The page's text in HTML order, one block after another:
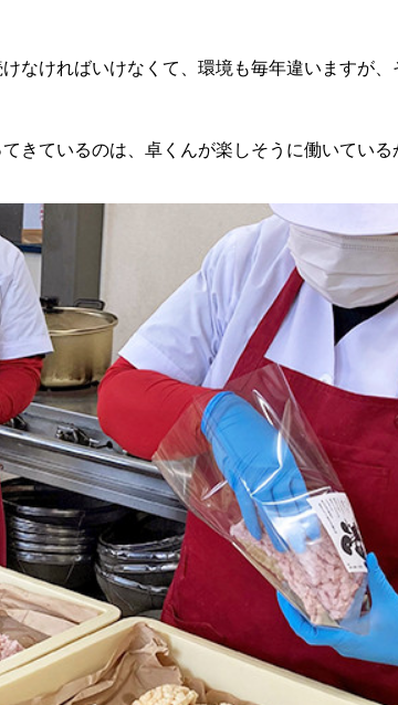
なければいけなくて、環境も毎年違いますが
きているのは、卓くんが楽しそうに働いてい